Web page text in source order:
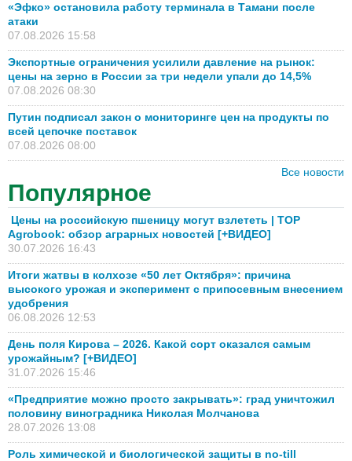
«Эфко» остановила работу терминала в Тамани после
атаки
07.08.2026 15:58
Экспортные ограничения усилили давление на рынок:
цены на зерно в России за три недели упали до 14,5%
07.08.2026 08:30
Путин подписал закон о мониторинге цен на продукты по
всей цепочке поставок
07.08.2026 08:00
Все новости
Популярное
Цены на российскую пшеницу могут взлететь | TOP
Agrobook: обзор аграрных новостей [+ВИДЕО]
30.07.2026 16:43
Итоги жатвы в колхозе «50 лет Октября»: причина
высокого урожая и эксперимент с припосевным внесением
удобрения
06.08.2026 12:53
День поля Кирова – 2026. Какой сорт оказался самым
урожайным? [+ВИДЕО]
31.07.2026 15:46
«Предприятие можно просто закрывать»: град уничтожил
половину виноградника Николая Молчанова
28.07.2026 13:08
Роль химической и биологической защиты в no-till